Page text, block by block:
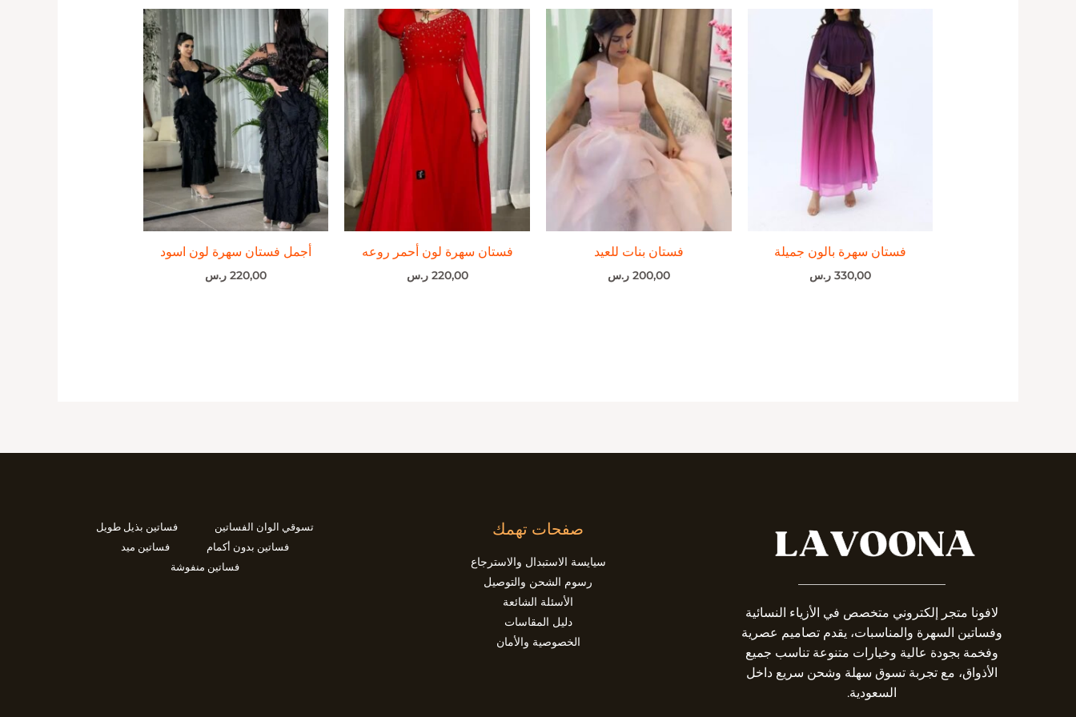
فستان سهرة بالون جميلة
330,00 ر.س
فستان بنات للعيد
200,00 ر.س
فستان سهرة لون أحمر روعه
220,00 ر.س
أجمل فستان سهرة لون اسود
220,00 ر.س
لافونا متجر إلكتروني متخصص في الأزياء النسائية
وفساتين السهرة والمناسبات، يقدم تصاميم عصرية
وفخمة بجودة عالية وخيارات متنوعة تناسب جميع
الأذواق، مع تجربة تسوق سهلة وشحن سريع داخل
السعودية.
صفحات تهمك
سيايسة الاستبدال والاسترجاع
رسوم الشحن والتوصيل
الأسئلة الشائعة
دليل المقاسات
الخصوصية والأمان
تسوقي الوان الفساتين
فساتين بذيل طويل
فساتين بدون أكمام
فساتين ميد
فساتين منفوشة